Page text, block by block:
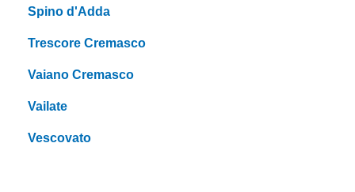
Spino d'Adda
Trescore Cremasco
Vaiano Cremasco
Vailate
Vescovato